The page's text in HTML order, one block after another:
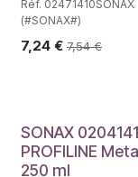
Réf. 02471410SONAX
(#SONAX#)
7,24 € 7,54€
SONAX
PROFILINE
250 ml